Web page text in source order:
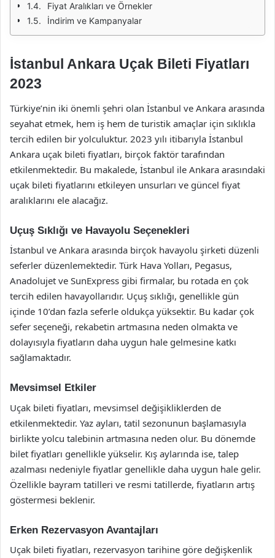
Fiyat Aralıkları ve Örnekler
İndirim ve Kampanyalar
İstanbul Ankara Uçak Bileti Fiyatları
2023
Türkiye’nin iki önemli şehri olan İstanbul ve Ankara arasında
seyahat etmek, hem iş hem de turistik amaçlar için sıklıkla
tercih edilen bir yolculuktur. 2023 yılı itibarıyla İstanbul
Ankara uçak bileti fiyatları, birçok faktör tarafından
etkilenmektedir. Bu makalede, İstanbul ile Ankara arasındaki
uçak bileti fiyatlarını etkileyen unsurları ve güncel fiyat
aralıklarını ele alacağız.
Uçuş Sıklığı ve Havayolu Seçenekleri
İstanbul ve Ankara arasında birçok havayolu şirketi düzenli
seferler düzenlemektedir. Türk Hava Yolları, Pegasus,
Anadolujet ve SunExpress gibi firmalar, bu rotada en çok
tercih edilen havayollarıdır. Uçuş sıklığı, genellikle gün
içinde 10’dan fazla seferle oldukça yüksektir. Bu kadar çok
sefer seçeneği, rekabetin artmasına neden olmakta ve
dolayısıyla fiyatların daha uygun hale gelmesine katkı
sağlamaktadır.
Mevsimsel Etkiler
Uçak bileti fiyatları, mevsimsel değişikliklerden de
etkilenmektedir. Yaz ayları, tatil sezonunun başlamasıyla
birlikte yolcu talebinin artmasına neden olur. Bu dönemde
bilet fiyatları genellikle yükselir. Kış aylarında ise, talep
azalması nedeniyle fiyatlar genellikle daha uygun hale gelir.
Özellikle bayram tatilleri ve resmi tatillerde, fiyatların artış
göstermesi beklenir.
Erken Rezervasyon Avantajları
Uçak bileti fiyatları, rezervasyon tarihine göre değişkenlik